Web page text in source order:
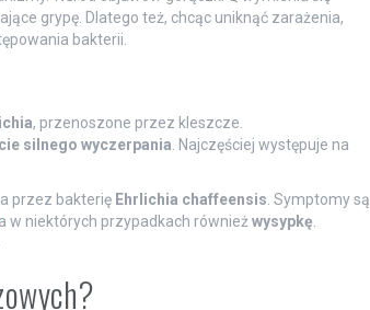
grypę. Dlatego też, chcąc uniknąć zarażenia,
bakterii.
, przenoszone przez kleszcze.
silnego wyczerpania . Najczęściej występuje na
przez bakterię Ehrlichia chaffeensis . Symptomy są
w niektórych przypadkach również wysypkę